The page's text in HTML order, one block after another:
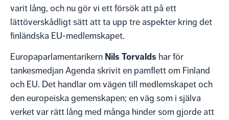
varit lång, och nu gör vi ett försök att på ett
lättöverskådligt sätt att ta upp tre aspekter kring det
finländska EU-medlemskapet.
Europaparlamentarikern Nils Torvalds har för
tankesmedjan Agenda skrivit en pamflett om Finland
och EU. Det handlar om vägen till medlemskapet och
den europeiska gemenskapen; en väg som i själva
verket var rätt lång med många hinder som gjorde att